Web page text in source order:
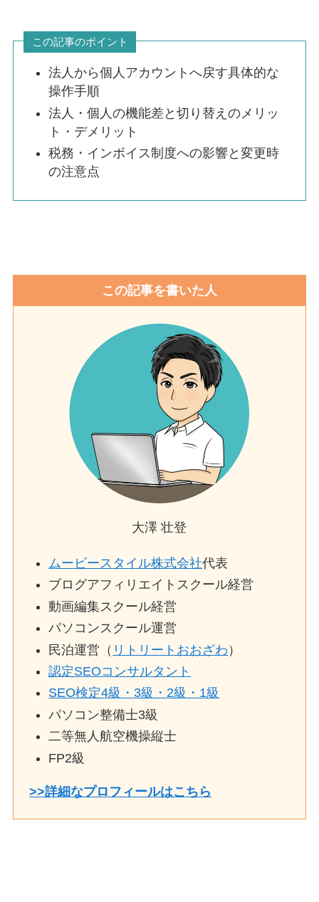
この記事のポイント
法人から個人アカウントへ戻す具体的な
操作手順
法人・個人の機能差と切り替えのメリッ
ト・デメリット
税務・インボイス制度への影響と変更時
の注意点
この記事を書いた人
大澤 壮登
ムービースタイル株式会社代表
ブログアフィリエイトスクール経営
動画編集スクール経営
パソコンスクール運営
民泊運営（ リトリートおおざわ ）
認定SEOコンサルタント
SEO検定4級・3級・2級・1級
パソコン整備士3級
二等無人航空機操縦士
FP2級
>>詳細なプロフィールはこちら